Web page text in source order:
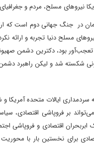
مسلح، مردم و
در جنگ جهانی دوم است که
مسلح دنیا تجربه و ارائه
پاسخ در کمتر از ۲۰ ساعت،
ابربحران اقتصادی و فروپاشی
برای نخستین بار با